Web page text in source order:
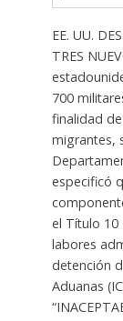
EE. UU.
TRES
700
finalidad
migrantes,
especificó
el Título 10
labores
detención
Aduanas